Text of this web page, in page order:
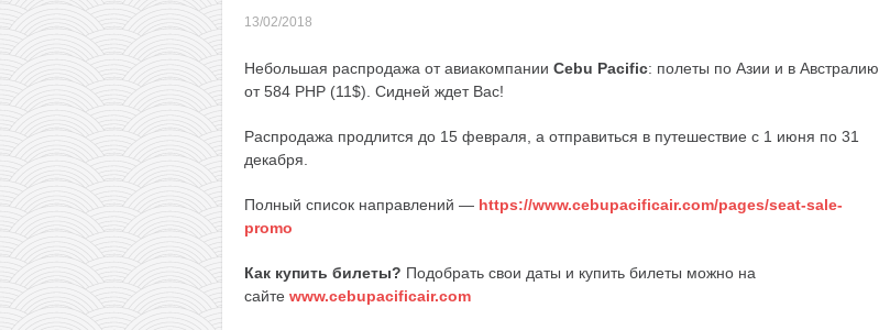
13/02/2018
Небольшая распродажа от авиакомпании Cebu Pacific: полеты по Азии и в Австралию
от 584 PHP (11$). Сидней ждет Вас!
Распродажа продлится до 15 февраля, а отправиться в путешествие с 1 июня по 31
декабря.
Полный список направлений — https://www.cebupacificair.com/pages/seat-sale-
promo
Как купить билеты? Подобрать свои даты и купить билеты можно на
сайте www.cebupacificair.com